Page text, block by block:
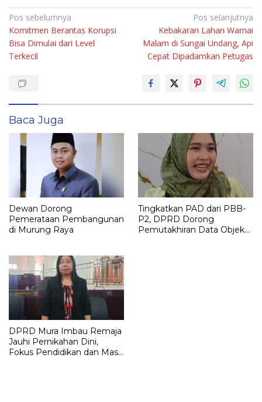
Navigasi
pos
Pos sebelumnya
Komitmen Berantas Korupsi
Bisa Dimulai dari Level
Terkecil
Pos selanjutnya
Kebakaran Lahan Warnai
Malam di Sungai Undang, Api
Cepat Dipadamkan Petugas
Baca Juga
Dewan Dorong
Pemerataan Pembangunan
di Murung Raya
Tingkatkan PAD dari PBB-
P2, DPRD Dorong
Pemutakhiran Data Objek
DPRD Mura Imbau Remaja
Jauhi Pernikahan Dini,
Fokus Pendidikan dan Masa